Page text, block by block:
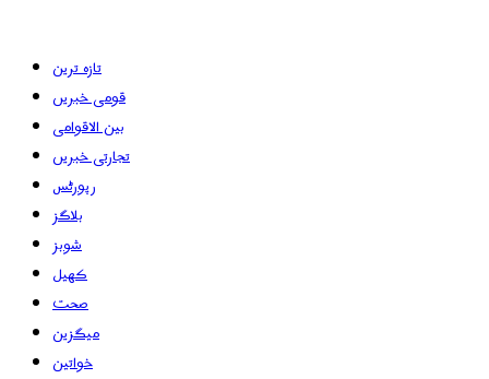
تازہ ترین
قومی خبریں
بین الاقوامی
تجارتی خبریں
رپورٹس
بلاگز
شوبز
کھیل
صحت
میگزین
خواتین